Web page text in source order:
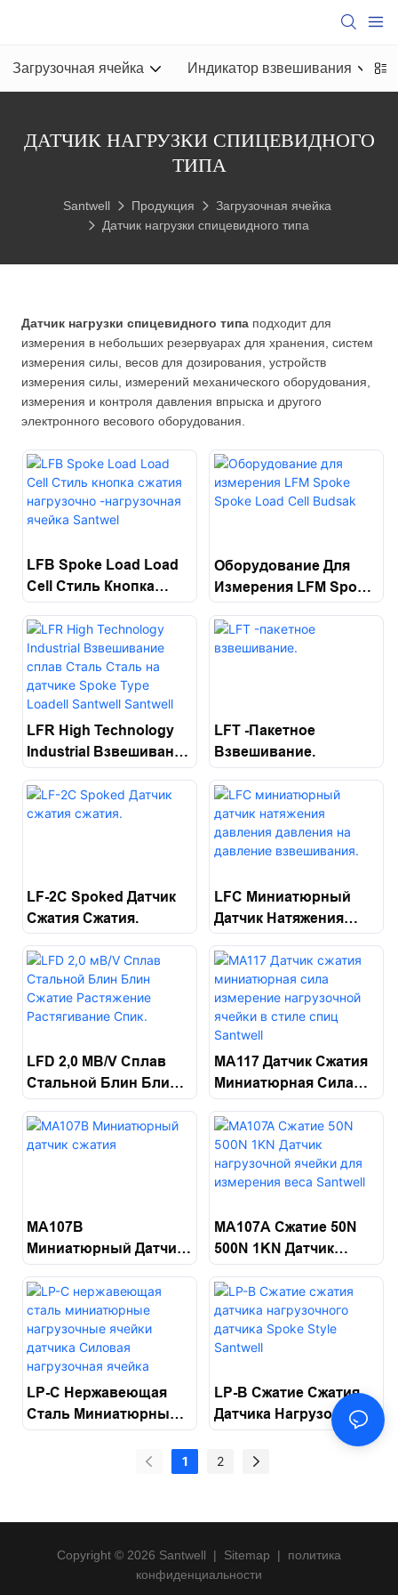
Загрузочная ячейка Индикатор взвешивания
ДАТЧИК НАГРУЗКИ СПИЦЕВИДНОГО
ТИПА
Santwell Продукция
Загрузочная ячейка
Датчик нагрузки спицевидного типа
Датчик нагрузки спицевидного типа подходит для
измерения в небольших резервуарах для хранения, систем
измерения силы, весов для дозирования, устройств
измерения силы, измерений механического оборудования,
измерения и контроля давления впрыска и другого
электронного весового оборудования.
LFB Spoke Load Load
Cell Стиль Кнопка
-нагрузочная Ячейка
Santwel
Оборудование Для
Измерения LFM Spoke
Budsak
LFR High Technology
Industrial Взвешивание
Сплав Сталь Сталь На
Датчике Spoke Type
Loadell Santwell
LFT -пакетное
Взвешивание.
LF-2C Spoked Датчик
Сжатия Сжатия.
LFC Миниатюрный
Датчик Натяжения
Давление
Взвешивания.
LFD 2,0 МВ/V Сплав
Стальной Блин Блин
Сжатие Растяжение
Растягивание Спик.
MA117 Датчик Сжатия
Миниатюрная Сила
Измерение
Нагрузочной Ячейки В
Стиле Спиц Santwell
MA107B
Миниатюрный Датчик
Сжатия
MA107A Сжатие 50N
500N 1KN Датчик
Нагрузочной Ячейки
Для Измерения Веса
Santwell
LP-C Нержавеющая
Сталь Миниатюрные
Нагрузочные Ячейки
Датчика Силовая
Нагрузочная Ячейка
LP-B Сжатие Сжатия
Датчика Нагрузочного
Датчика Spoke Style
Santwell
1 2
Copyright © 2026 Santwell | Sitemap | политика
конфиденциальности